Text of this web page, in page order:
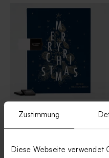
Zustimmung
Diese Webseite verwendet
Weihnachtsbaum
geschäftlich